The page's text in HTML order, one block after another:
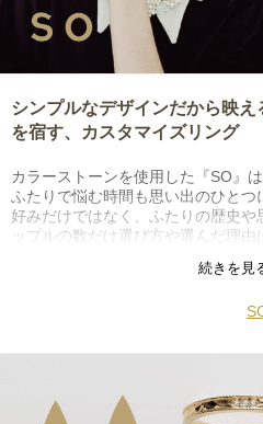
シンプルなデザインだから映
を宿す、カスタマイズリング
カラーストーンを使用した『SO』
ふたりで悩む時間も思い出のひとつ
好みだけではなく、ふたりの歴史
ップルの数だけ選び方や選んだ理
ーストーン選びを楽しんで。続きを見